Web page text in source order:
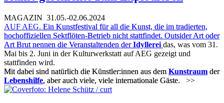
MAGAZIN 31.05.-02.06.2024
AUF AEG. Ein Kunstfestival für all die Kunst, die im tradierten,
hochoffiziellen Sektflöten-Betrieb nicht stattfindet. Outsider Art oder
Art Brut nennen die Veranstaltenden derIdyllerei das, was vom 31.
Mai bis 2. Juni in der Kulturwerkstatt auf AEG gezeigt und
stattfinden wird.
Mit dabei sind natürlich die Künstler:innen aus dem Kunstraum der
Lebenshilfe, aber auch viele, viele internationale Gäste. >>